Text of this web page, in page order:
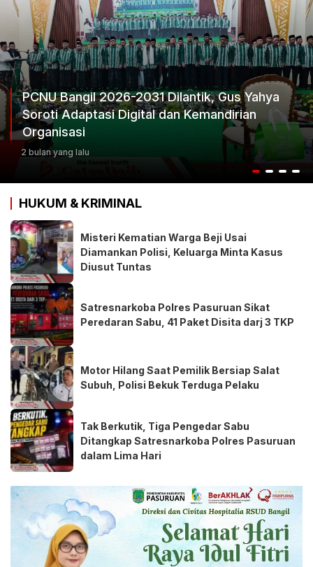
Yahya
Ketum Progib Dorong Rapimwil
HUKUM & KRIMINAL
Misteri Kematian Warga Beji Usai
Diamankan Polisi, Keluarga Minta Kasus
Diusut Tuntas
Satresnarkoba Polres Pasuruan Sikat
Peredaran Sabu, 41 Paket Disita darj 3 TKP
Motor Hilang Saat Pemilik Bersiap Salat
Subuh, Polisi Bekuk Terduga Pelaku
Tak Berkutik, Tiga Pengedar Sabu
Ditangkap Satresnarkoba Polres Pasuruan
dalam Lima Hari